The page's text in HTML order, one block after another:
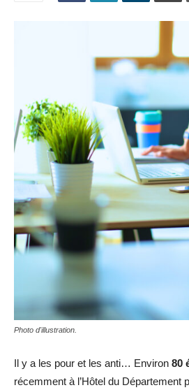
Photo d'illustration.
Il y a les pour et les anti… Environ 80
récemment à l’Hôtel du Département